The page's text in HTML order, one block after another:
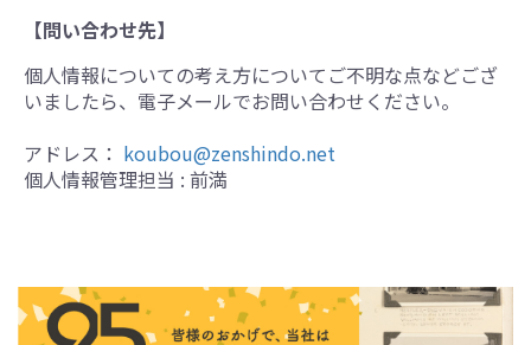
【問い合わせ先】
個人情報についての考え方についてご不明な点などござ
いましたら、電子メールでお問い合わせください。
アドレス： koubou@zenshindo.net
個人情報管理担当 : 前満